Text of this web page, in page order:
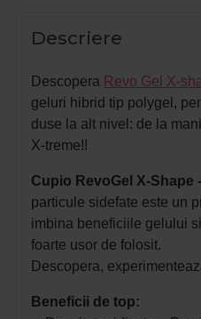
Descriere
Descopera Revo Gel X-
geluri hibrid tip polygel,
duse la alt nivel: de la
X-treme!!
Cupio RevoGel X-Shape
particule sidefate este un
imbina beneficiile gelului
foarte usor de folosit.
Descopera,
Beneficii de top: